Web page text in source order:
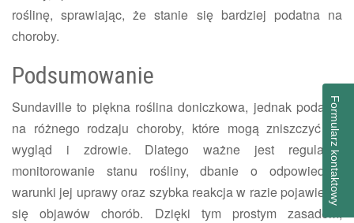
roślinę, sprawiając, że stanie się bardziej podatna na
choroby.
Podsumowanie
Sundaville to piękna roślina doniczkowa, jednak podatna
na różnego rodzaju choroby, które mogą zniszczyć jej
wygląd i zdrowie. Dlatego ważne jest regularne
monitorowanie stanu rośliny, dbanie o odpowiednie
warunki jej uprawy oraz szybka reakcja w razie pojawienia
się objawów chorób. Dzięki tym prostym zasadom,
Formularz kontaktowy